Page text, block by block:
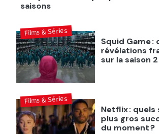
saisons
Squid Game :
révélations
sur la saison 2
Films & Séries
Netflix : quels
plus gros
du moment ?
Films & Séries